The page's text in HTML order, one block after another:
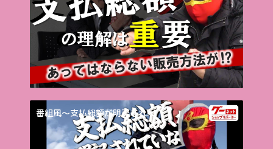
番組風～支払総額が明記され...